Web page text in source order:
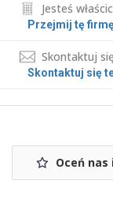
Jesteś
Przejmij tę
Skontaktuj
Skontaktuj się
Oceń